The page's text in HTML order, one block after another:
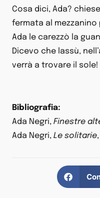
Cosa dici, Ada?
fermata al
Ada le carezzò la
Dicevo che lassù,
verrà a trovare il sole!
Bibliografia:
Ada Negri, Finestre
Ada Negri, Le solitarie